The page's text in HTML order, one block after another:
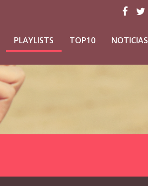
PLAYLISTS TOP10 NOTICIAS